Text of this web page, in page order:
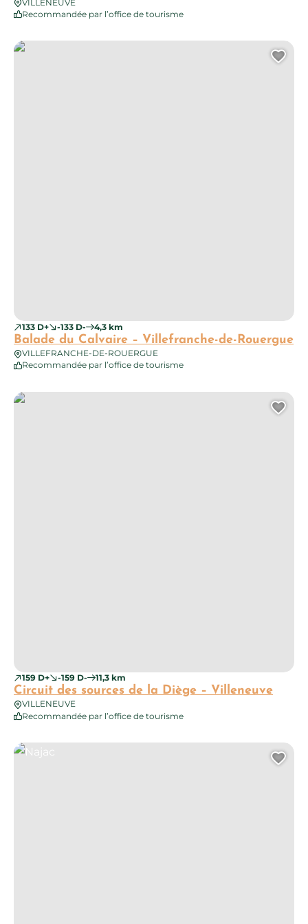
VILLENEUVE
Recommandée par l’office de tourisme
133 D+ -133 D- 4,3 km
Balade du Calvaire – Villefranche-de-Rouergue
VILLEFRANCHE-DE-ROUERGUE
Recommandée par l’office de tourisme
Balade du Calvaire – Villefranche-de-Rouergue
159 D+ -159 D- 11,3 km
Circuit des sources de la Diège – Villeneuve
VILLENEUVE
Recommandée par l’office de tourisme
Circuit des sources de la Diège – Villeneuve
Najac